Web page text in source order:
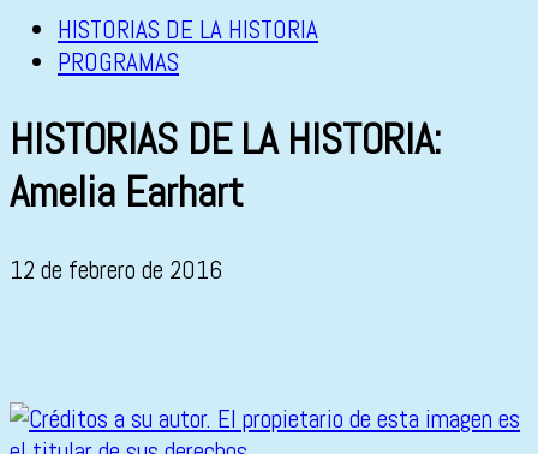
HISTORIAS DE LA HISTORIA
PROGRAMAS
HISTORIAS DE LA HISTORIA:
Amelia Earhart
12 de febrero de 2016